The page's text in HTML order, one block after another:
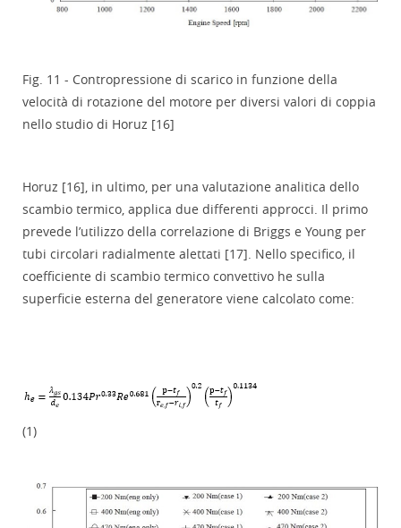
Fig. 11 - Contropressione di scarico in funzione della
velocità di rotazione del motore per diversi valori di coppia
nello studio di Horuz [16]
Horuz [16], in ultimo, per una valutazione analitica dello
scambio termico, applica due differenti approcci. Il primo
prevede l’utilizzo della correlazione di Briggs e Young per
tubi circolari radialmente alettati [17]. Nello specifico, il
coefficiente di scambio termico convettivo he sulla
superficie esterna del generatore viene calcolato come:
(1)